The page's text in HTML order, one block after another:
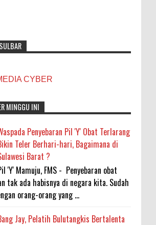
CYBER
MINGGU INI
Penyebaran Pil 'Y' Obat Terlarang
Teler Berhari-hari, Bagaimana di
Barat ?
'Y' Mamuju, FMS - Penyebaran obat
tak ada habisnya di negara kita. Sudah
orang-orang yang ...
Jay, Pelatih Bulutangkis Bertalenta